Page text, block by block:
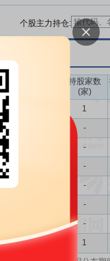
个股主力持仓:
持股家数
(家)
1
-
-
-
-
-
-
机构汇总
1